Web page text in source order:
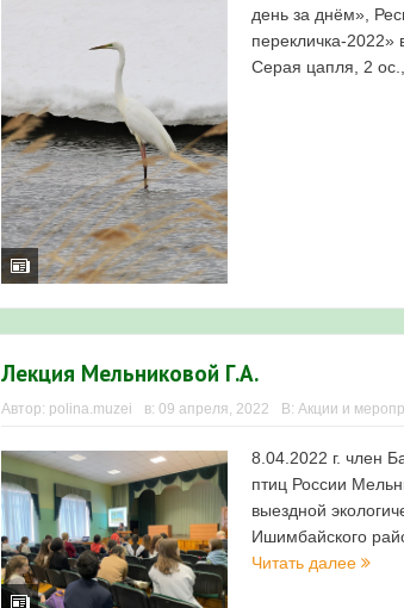
день за днём»,
перекличка-
Серая цапля, 2
Лекция Мельниковой Г.А.
Автор: polina.muzei в: 09 апреля, 2022 В: Акции и
8.04.2022 г. член
птиц России
выездной
Ишимбайского
Читать далее